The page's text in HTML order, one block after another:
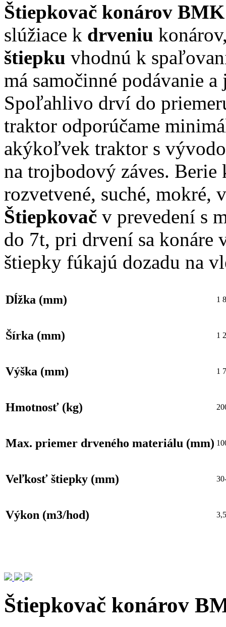
Štiepkovač konárov
slúžiace k drveniu
štiepku vhodnú k
má samočinné podávanie
Spoľahlivo drví do
traktor odporúčame
akýkoľvek traktor s
na trojbodový záves.
rozvetvené, suché, mokré,
Štiepkovač v prevedení s
do 7t, pri drvení sa konáre
štiepky fúkajú dozadu na
Dĺžka (mm) 1
Šírka (mm) 1
Výška (mm) 1
Hmotnosť (kg)
Max. priemer drveného materiálu (mm)
Veľkosť štiepky (mm)
Výkon (m3/hod)
Štiepkovač konárov